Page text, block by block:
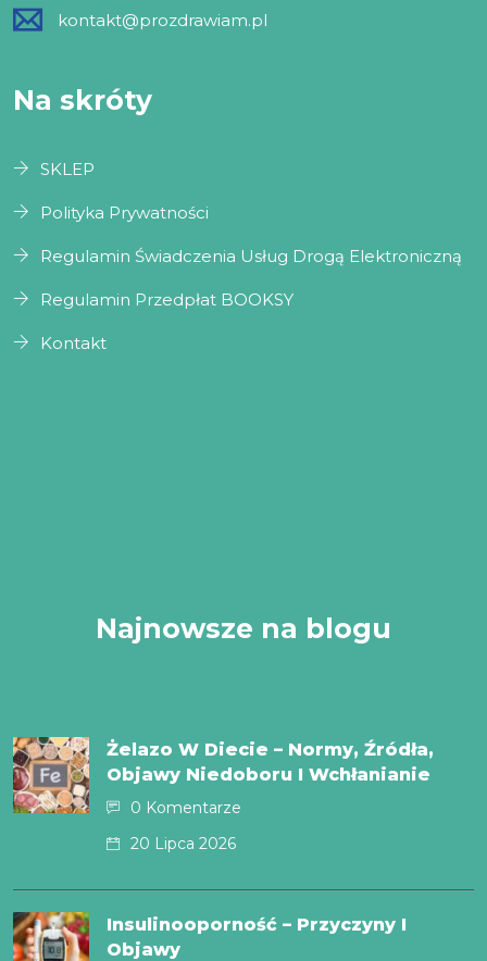
kontakt@prozdrawiam.pl
Na skróty
SKLEP
Polityka Prywatności
Regulamin Świadczenia Usług Drogą Elektroniczną
Regulamin Przedpłat BOOKSY
Kontakt
Najnowsze na blogu
Żelazo W Diecie – Normy, Źródła,
Objawy Niedoboru I Wchłanianie
0 Komentarze
20 Lipca 2026
Insulinooporność – Przyczyny I
Objawy